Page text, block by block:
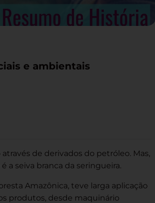
e ambientais
de derivados do petróleo. Mas,
a seiva branca da seringueira.
Amazônica, teve larga aplicação
produtos, desde maquinário